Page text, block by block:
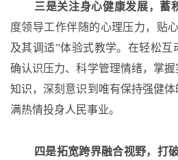
三是关注身心健康发展，蓄
度领导工作伴随的心理压力，贴
及其调适”体验式教学。在轻松
确认识压力、科学管理情绪，掌
知识，深刻意识到唯有保持强健
满热情投身人民事业。
四是拓宽跨界融合视野，打